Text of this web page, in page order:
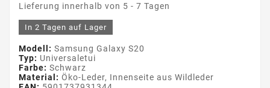
Lieferung innerhalb von 5 - 7 Tagen
In 2 Tagen auf Lager
Modell: Samsung Galaxy S20
Typ: Universaletui
Farbe: Schwarz
Material: Öko-Leder, Innenseite aus Wildleder